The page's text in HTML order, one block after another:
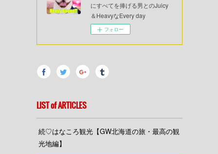
にすべてを捧げる男とのJuicy
＆HeavyなEvery day
フォロー
LIST of ARTICLES
続♡はなころ観光【GW北海道の旅・最高の観
光地編】